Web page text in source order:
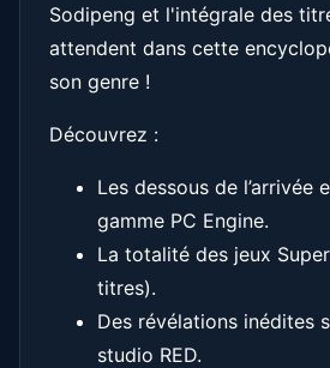
Sodipeng et l'intégrale des
attendent dans cette
son genre !
Découvrez :
Les dessous de l’arrivée
gamme PC Engine.
La totalité des jeux
titres).
Des révélations inédites
studio RED.